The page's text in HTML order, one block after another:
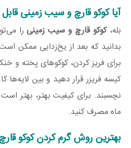
آیا کوکو قارچ و سیب زمینی
بله،کوکو قارچ و سیب زمینی را
بدانید که بعد از یخ‌زدایی ممکن
برای فریز کردن، کوکوهای پخته و
کیسه فریزر قرار دهید و بین لایه‌ها
ماه مصرف کنید.
بهترین روش گرم کردن کوکو